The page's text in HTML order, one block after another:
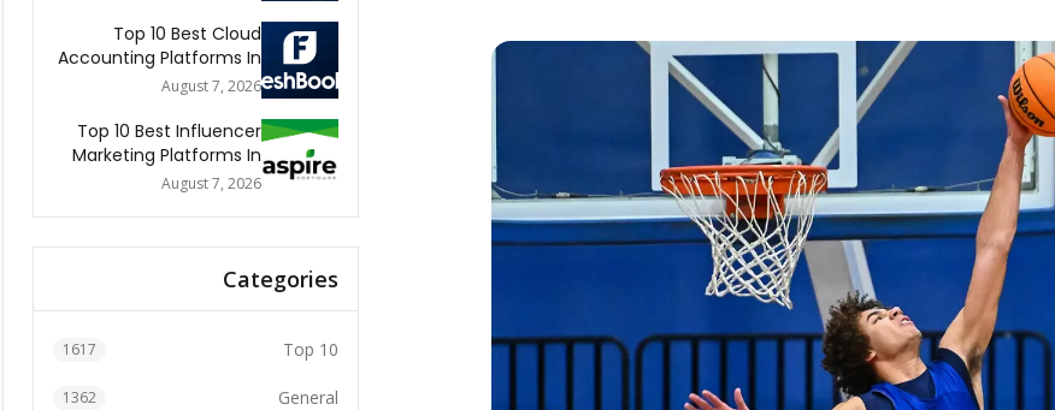
Top 10 Best Cloud
Accounting Platforms In
The World 2026
August 7, 2026
Top 10 Best Influencer
Marketing Platforms In
The World 2026
August 7, 2026
Categories
Top 10
1617
General
1362